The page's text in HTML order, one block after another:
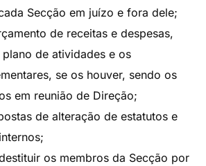
Secção em juízo e fora dele;
de receitas e despesas,
de atividades e os
se os houver, sendo os
em reunião de Direção;
de alteração de estatutos e
os membros da Secção por